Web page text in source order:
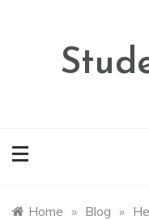
Home » Blog »